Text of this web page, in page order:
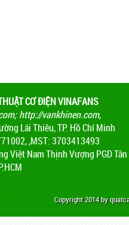
CƠ ĐIỆN VINAFANS
;http://vankhinen.com,
Lái Thiêu, TP. Hồ Chí Minh
,MST: 3703413493
Việt Nam Thịnh Vượng PGD Tân
Copyright 2014 by